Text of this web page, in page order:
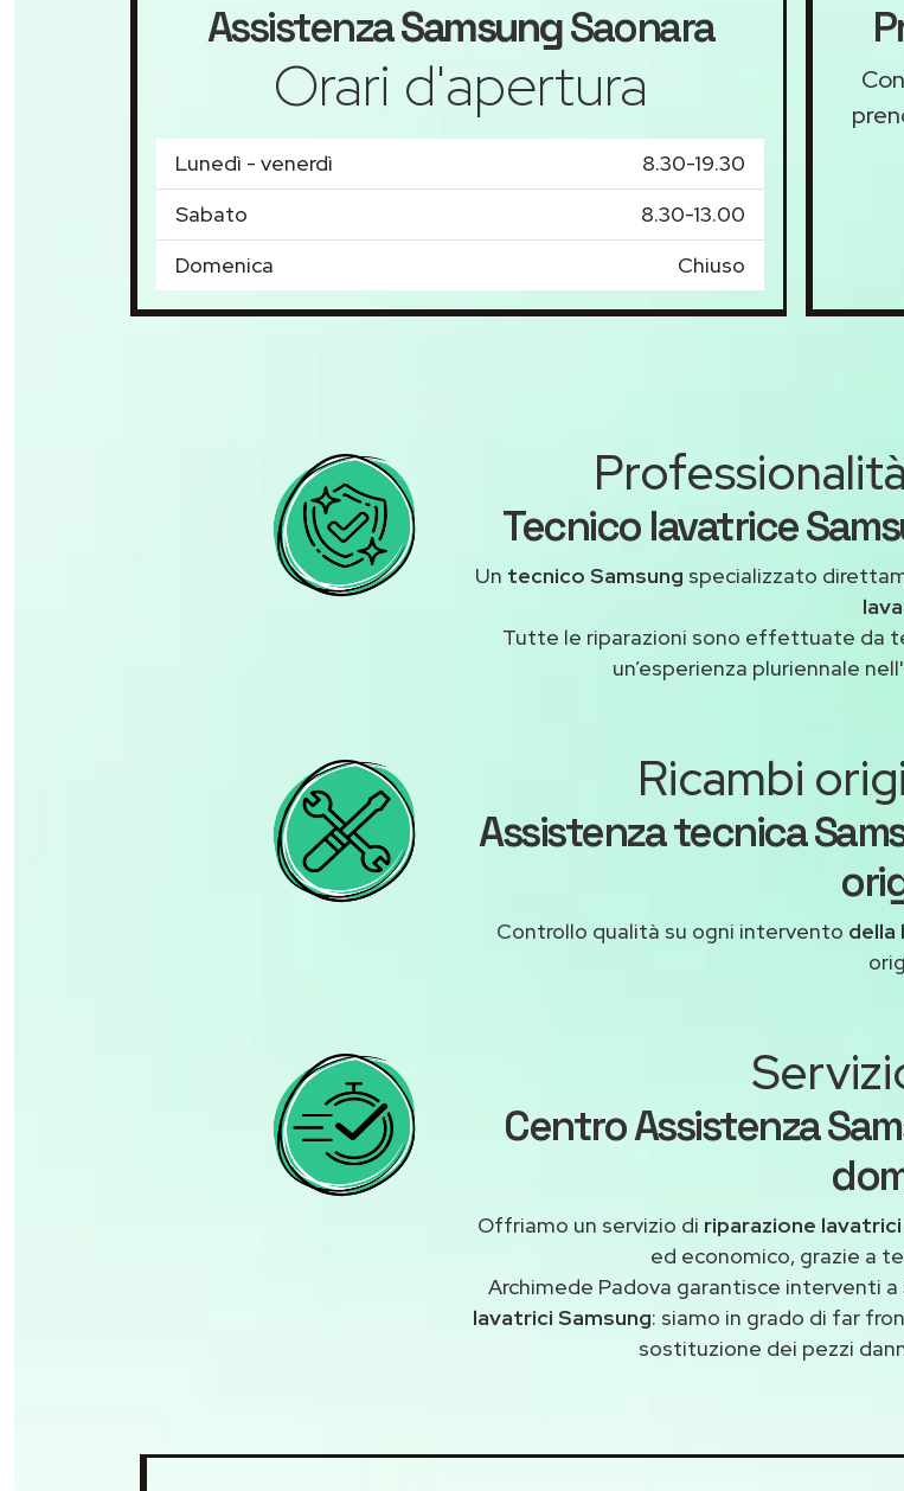
AssistenzaSamsungSaonara
Orari d'apertura
Lunedì - venerdì
8.30-19.30
Sabato
8.30-13.00
Domenica
Chiuso
Tecnico lavatrice
Un tecnico Samsung specializzato
Tutte le riparazioni sono effettuate da
un’esperienza pluriennale nell'
Ricambi
Assistenza tecnica
Controllo qualità su ogni intervento della
Centro Assistenza
Offriamo un servizio di riparazione
ed economico, grazie a
Archimede Padova garantisce interventi
lavatrici Samsung: siamo in grado di far
sostituzione dei pezzi